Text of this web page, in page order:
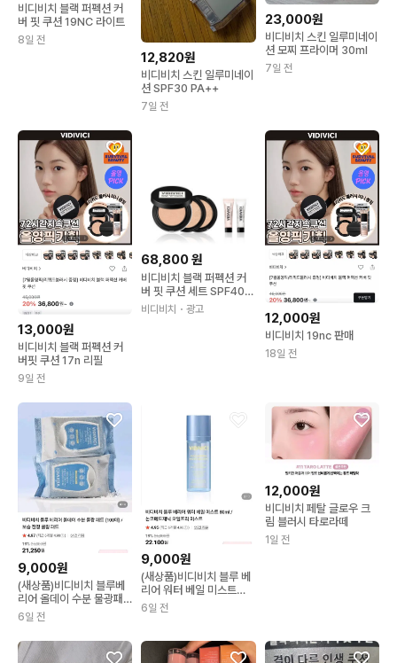
비디비치 블랙 퍼펙션 커
버 핏 쿠션 19NC 라이트
8일 전
12,820원
비디비치 스킨 일루미네이
션 SPF30 PA++
7일 전
23,000원
비디비치 스킨 일루미네이
션 모찌 프라이머 30ml
7일 전
13,000원
비디비치 블랙 퍼펙션 커
버핏 쿠션 17n 리필
9일 전
68,800원
비디비치 블랙 퍼펙션 커
버 핏 쿠션 세트 SPF40 P
A++ (본품 13g + 리필 1
3g 2EA) / 아이돌 베이스
비디비치 ・광고
12,000원
비디비치 19nc 판매
18일 전
9,000원
(새상품)비디비치 블루베
리어 올데이 수분 물광패
드 100매
6일 전
9,000원
(새상품)비디비치 블루 베
리어 워터 베일 미스트
80ml
6일 전
12,000원
비디비치 페탈 글로우 크
림 블러시 타로라떼
1일 전